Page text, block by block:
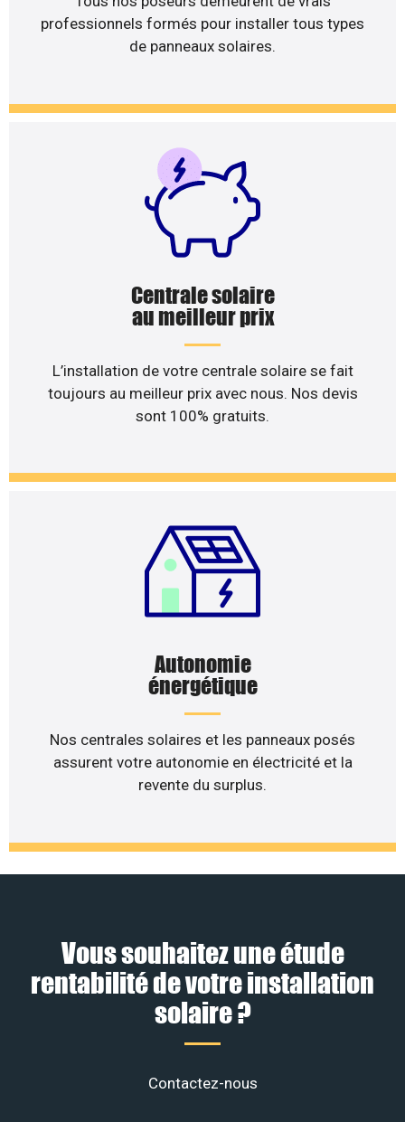
professionnels formés pour installer tous types
de panneaux solaires.
Centrale solaire
au meilleur prix
L’installation de votre centrale solaire se fait
toujours au meilleur prix avec nous. Nos devis
sont 100% gratuits.
Autonomie
énergétique
Nos centrales solaires et les panneaux posés
assurent votre autonomie en électricité et la
revente du surplus.
Vous souhaitez une étude
rentabilité de votre installation
solaire ?
Contactez-nous